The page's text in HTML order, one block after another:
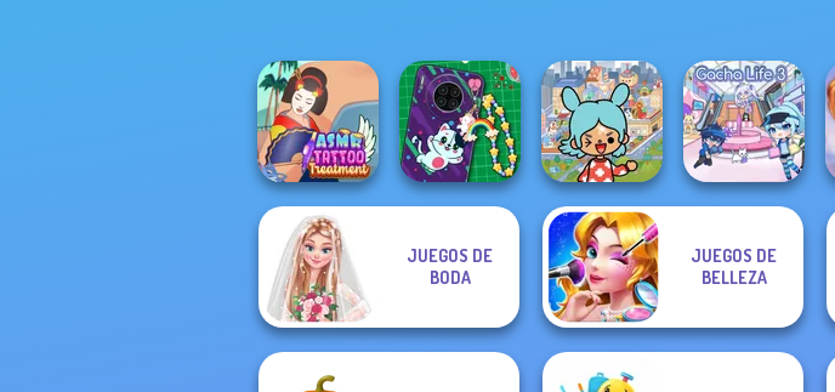
ASMR Tattoo
Treatment
DIY Phone Case
Shop
Toca Boca
Everything
Unlocked
Gacha Life 3
JUEGOS DE
BODA
JUEGOS DE
BELLEZA